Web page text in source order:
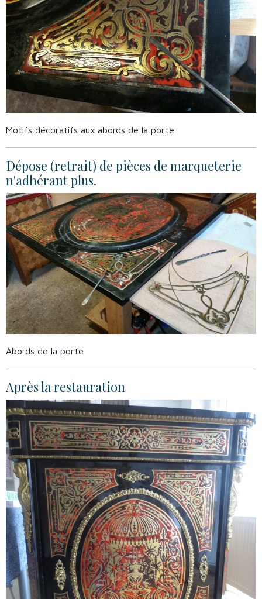
Motifs décoratifs aux abords de la porte
Dépose (retrait) de pièces de marqueterie
n'adhérant plus.
Abords de la porte
Après la restauration